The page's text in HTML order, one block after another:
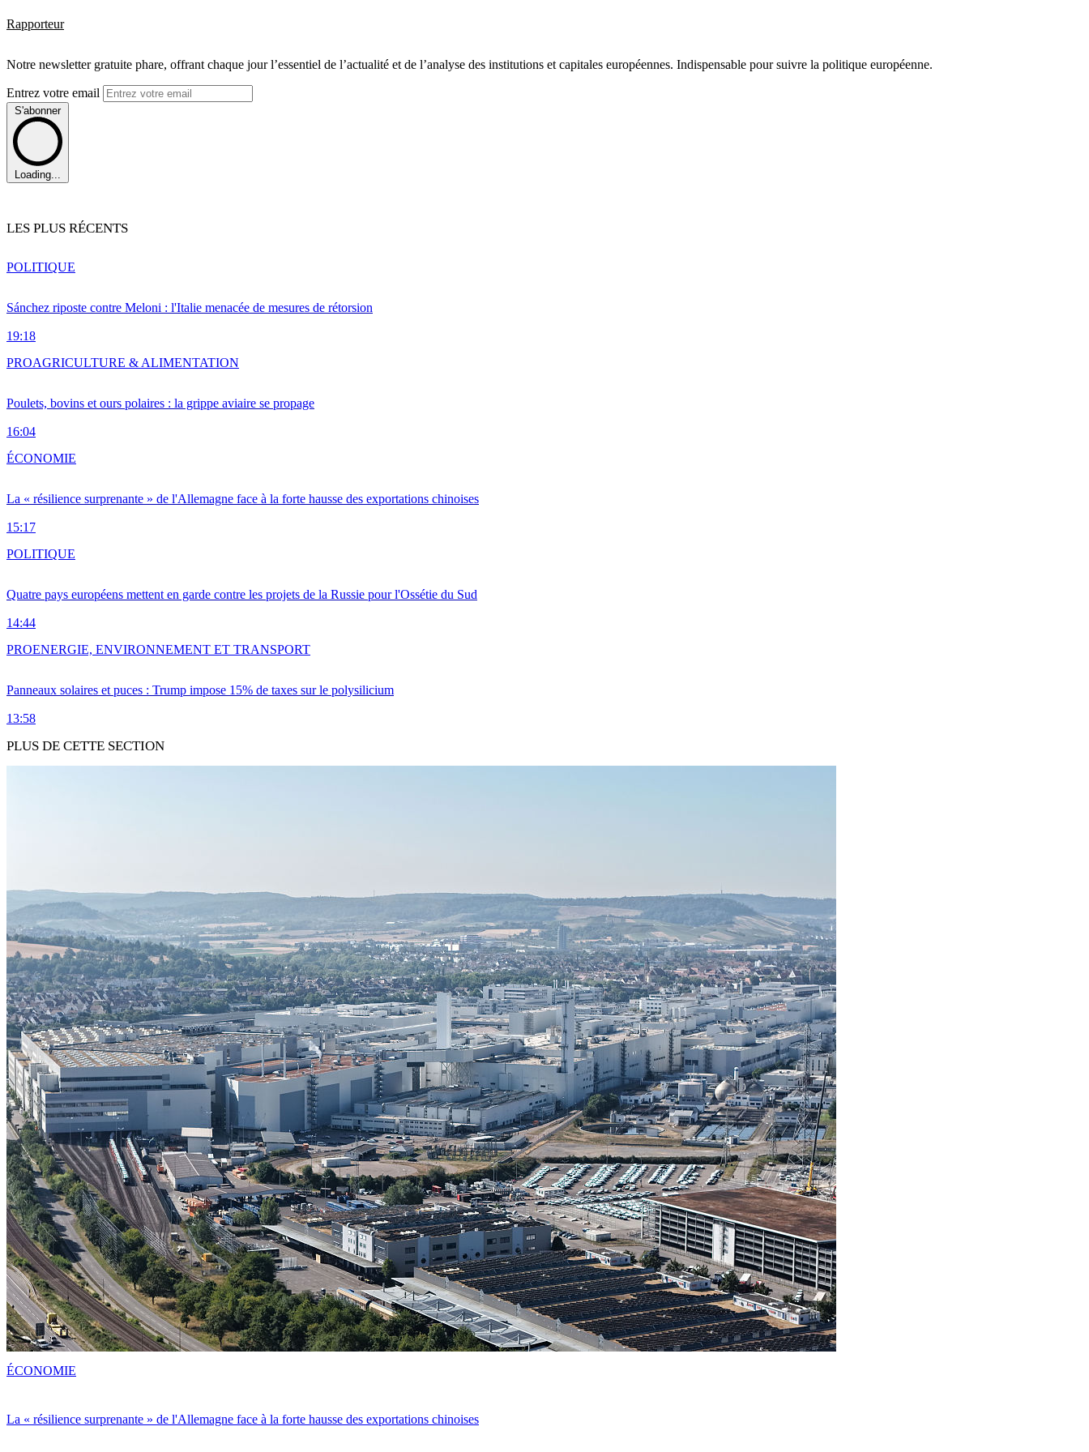
Rapporteur
Notre newsletter gratuite phare, offrant chaque jour l’essentiel de l’actualité et de l’analyse des institutions et capitales européennes. Indispensable pour suivre la politique européenne.
Entrez votre email
S'abonner
Loading...
LES PLUS RÉCENTS
Sánchez riposte contre Meloni : l'Italie menacée de mesures de rétorsion
19:18
POLITIQUE
Poulets, bovins et ours polaires : la grippe aviaire se propage
16:04
PROAGRICULTURE & ALIMENTATION
La « résilience surprenante » de l'Allemagne face à la forte hausse des exportations chinoises
15:17
ÉCONOMIE
Quatre pays européens mettent en garde contre les projets de la Russie pour l'Ossétie du Sud
14:44
POLITIQUE
Panneaux solaires et puces : Trump impose 15% de taxes sur le polysilicium
13:58
PROENERGIE, ENVIRONNEMENT ET TRANSPORT
PLUS DE CETTE SECTION
La « résilience surprenante » de l'Allemagne face à la forte hausse des exportations chinoises
ÉCONOMIE